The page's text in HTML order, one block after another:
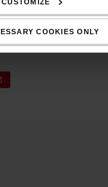
COOKIES ONLY
a kapcsolatot